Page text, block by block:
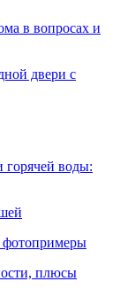
в вопросах и
двери с
горячей воды:
фотопримеры
плюсы